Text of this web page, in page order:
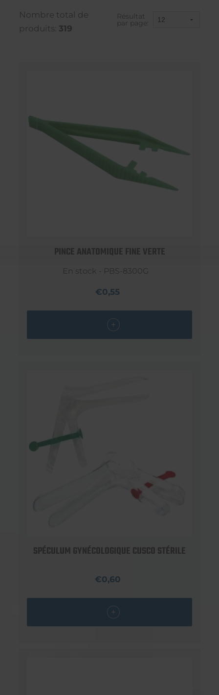
Nombre total de
produits: 319
Résultat
par page:
PINCE ANATOMIQUE FINE VERTE
En stock - PBS-8300G
€0,55
SPÉCULUM GYNÉCOLOGIQUE CUSCO STÉRILE
€0,60